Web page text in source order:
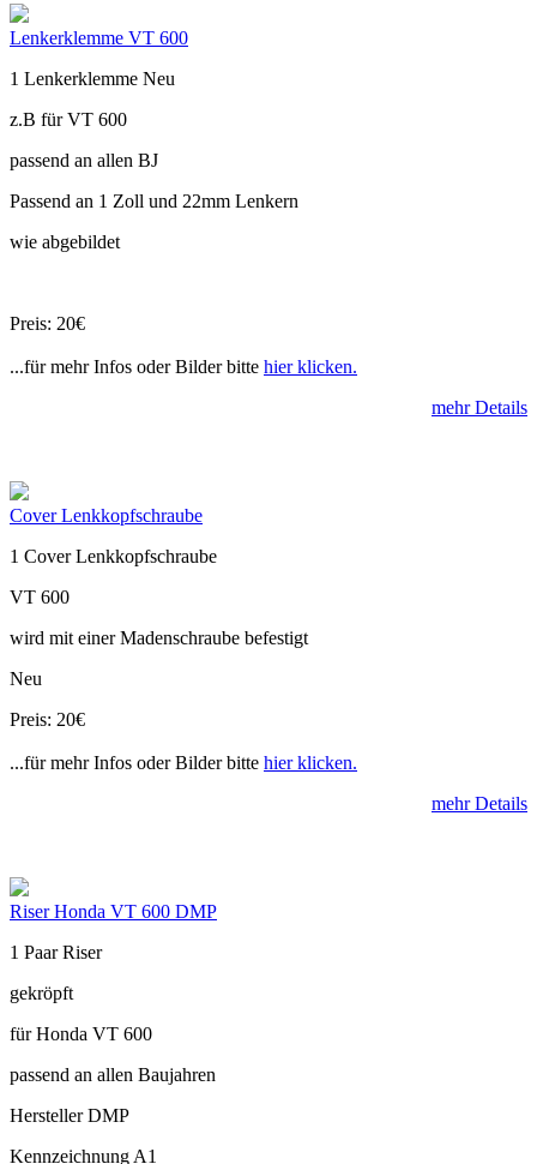
Lenkerklemme VT 600
1 Lenkerklemme Neu
z.B für VT 600
passend an allen BJ
Passend an 1 Zoll und 22mm Lenkern
wie abgebildet
Preis: 20€
...für mehr Infos oder Bilder bitte hier klicken.
mehr Details
Cover Lenkkopfschraube
1 Cover Lenkkopfschraube
VT 600
wird mit einer Madenschraube befestigt
Neu
Preis: 20€
...für mehr Infos oder Bilder bitte hier klicken.
mehr Details
Riser Honda VT 600 DMP
1 Paar Riser
gekröpft
für Honda VT 600
passend an allen Baujahren
Hersteller DMP
Kennzeichnung A1